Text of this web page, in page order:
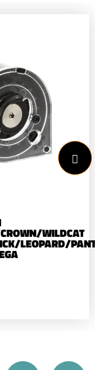
(50mm
WILDCAT
LEOPARD/